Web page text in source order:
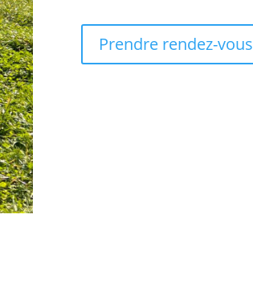
Prendre rendez-vous